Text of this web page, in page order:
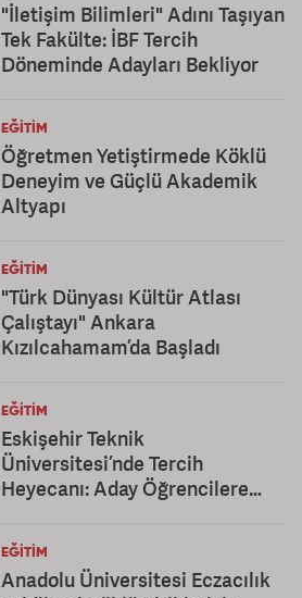
"İletişim Bilimleri" Adını Taşıyan
Tek Fakülte: İBF Tercih
Döneminde Adayları Bekliyor
EĞITIM
Öğretmen Yetiştirmede Köklü
Deneyim ve Güçlü Akademik
Altyapı
EĞITIM
"Türk Dünyası Kültür Atlası
Çalıştayı" Ankara
Kızılcahamam’da Başladı
EĞITIM
Eskişehir Teknik
Üniversitesi’nde Tercih
Heyecanı: Aday Öğrencilere
EĞITIM
Anadolu Üniversitesi Eczacılık